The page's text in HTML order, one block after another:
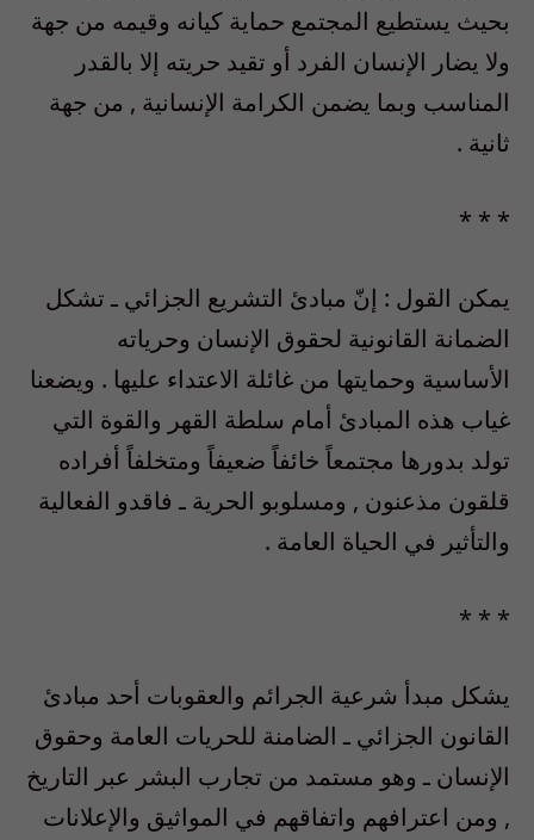
بحيث يستطيع المجتمع حماية كيانه وقيمه من جهة
ولا يضار الإنسان الفرد أو تقيد حريته إلا بالقدر
المناسب وبما يضمن الكرامة الإنسانية , من جهة
ثانية .
* * *
يمكن القول : إنّ مبادئ التشريع الجزائي ـ تشكل
الضمانة القانونية لحقوق الإنسان وحرياته
الأساسية وحمايتها من غائلة الاعتداء عليها . ويضعنا
غياب هذه المبادئ أمام سلطة القهر والقوة التي
تولد بدورها مجتمعاً خائفاً ضعيفاً ومتخلفاً أفراده
قلقون مذعنون , ومسلوبو الحرية ـ فاقدو الفعالية
والتأثير في الحياة العامة .
* * *
يشكل مبدأ شرعية الجرائم والعقوبات أحد مبادئ
القانون الجزائي ـ الضامنة للحريات العامة وحقوق
الإنسان ـ وهو مستمد من تجارب البشر عبر التاريخ
, ومن اعترافهم واتفاقهم في المواثيق والإعلانات